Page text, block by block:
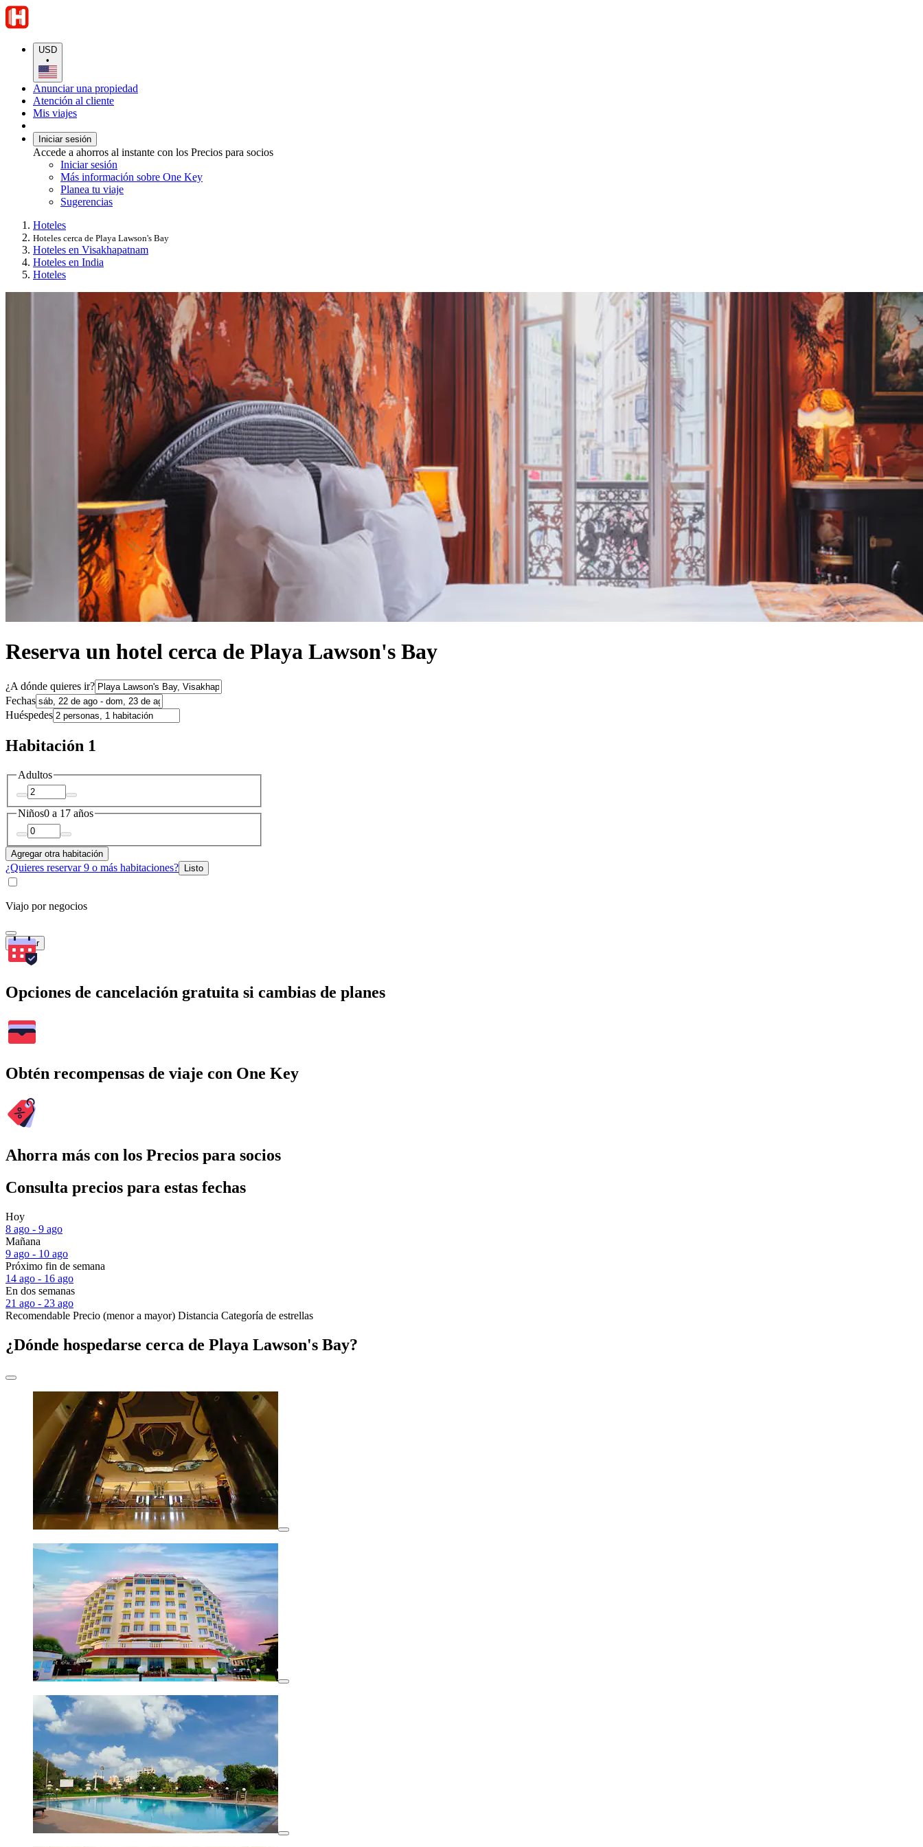
USD
•
Anunciar una propiedad
Atención al cliente
Mis viajes
Iniciar sesión
Accede a ahorros al instante con los Precios para socios
Iniciar sesión
Más información sobre One Key
Planea tu viaje
Sugerencias
Hoteles
Hoteles cerca de Playa Lawson's Bay
Hoteles en Visakhapatnam
Hoteles en India
Hoteles
Reserva un hotel cerca de Playa Lawson's Bay
¿A dónde quieres ir?
Fechas
Huéspedes
Habitación 1
Adultos
Niños0 a 17 años
Agregar otra habitación
¿Quieres reservar 9 o más habitaciones? Listo
Viajo por negocios
Buscar
Opciones de cancelación gratuita si cambias de planes
Obtén recompensas de viaje con One Key
Ahorra más con los Precios para socios
Consulta precios para estas fechas
Hoy
8 ago - 9 ago
Mañana
9 ago - 10 ago
Próximo fin de semana
14 ago - 16 ago
En dos semanas
21 ago - 23 ago
Recomendable Precio (menor a mayor) Distancia Categoría de estrellas
¿Dónde hospedarse cerca de Playa Lawson's Bay?